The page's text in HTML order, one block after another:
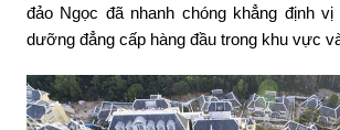
đảo Ngọc đã nhanh chóng khẳng định
dưỡng đẳng cấp hàng đầu trong khu vực